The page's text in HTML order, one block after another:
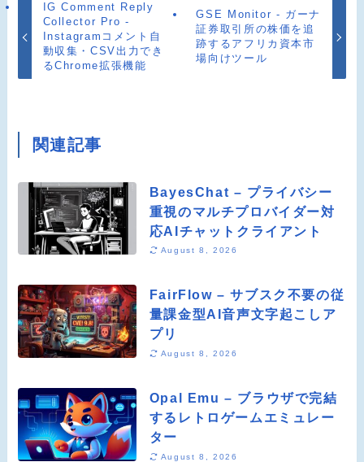
IG Comment Reply
Collector Pro -
Instagramコメント自
動収集・CSV出力でき
るChrome拡張機能
GSE Monitor - ガーナ
証券取引所の株価を追
跡するアフリカ資本市
場向けツール
関連記事
BayesChat – プライバシー
重視のマルチプロバイダー対
応AIチャットクライアント
August 8, 2026
FairFlow – サブスク不要の従
量課金型AI音声文字起こしア
プリ
August 8, 2026
Opal Emu – ブラウザで完結
するレトロゲームエミュレー
ター
August 8, 2026